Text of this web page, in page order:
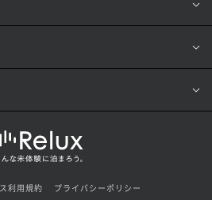
利用規約
プライバシーポリシー